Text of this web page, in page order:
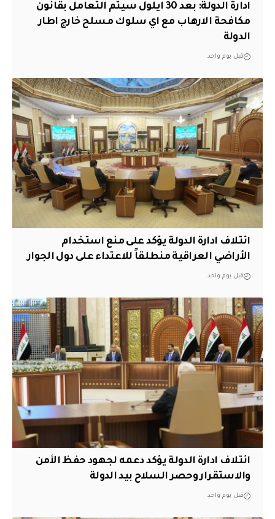
ادارة الدولة: بعد 30 ايلول سيتم التعامل بقانون
مكافحة الارهاب مع اي سلوك مسلح خارج اطار
الدولة
قبل يوم واحد
ائتلاف ادارة الدولة يؤكد على منع استخدام
الأراضي العراقية منطلقاً للاعتداء على دول الجوار
قبل يوم واحد
ائتلاف ادارة الدولة يؤكد دعمه لجهود حفظ الأمن
والاستقرار وحصر السلاح بيد الدولة
قبل يوم واحد